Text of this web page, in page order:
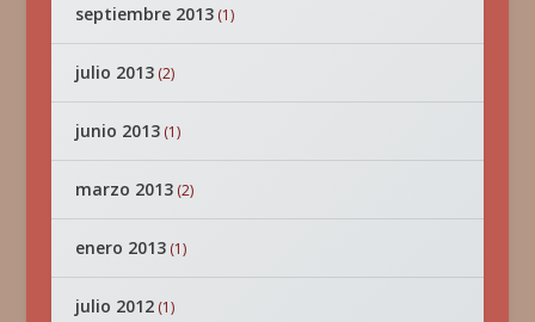
septiembre 2013(1)
julio 2013(2)
junio 2013(1)
marzo 2013(2)
enero 2013(1)
julio 2012(1)